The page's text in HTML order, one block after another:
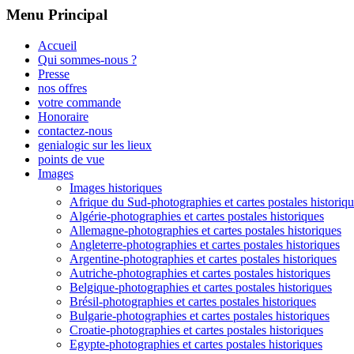
Menu Principal
Accueil
Qui sommes-nous ?
Presse
nos offres
votre commande
Honoraire
contactez-nous
genialogic sur les lieux
points de vue
Images
Images historiques
Afrique du Sud-photographies et cartes postales
Algérie-photographies et cartes postales historiques
Allemagne-photographies et cartes postales historiques
Angleterre-photographies et cartes postales historiques
Argentine-photographies et cartes postales historiques
Autriche-photographies et cartes postales historiques
Belgique-photographies et cartes postales historiques
Brésil-photographies et cartes postales historiques
Bulgarie-photographies et cartes postales historiques
Croatie-photographies et cartes postales historiques
Egypte-photographies et cartes postales historiques